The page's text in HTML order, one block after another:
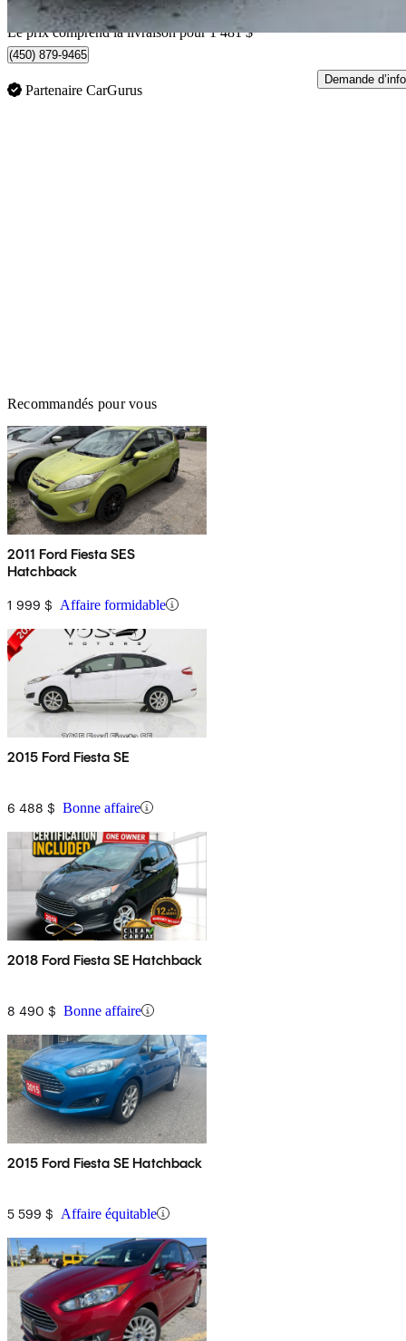
Livraison à domicile de Sainte-Catherine, QC
Le prix comprend la livraison pour 1 481 $
(450) 879-9465
Partenaire CarGurus
Demande d’info
Recommandés pour vous
2011 Ford Fiesta SES
Hatchback
1 999 $ Affaire formidable
2015 Ford Fiesta SE
6 488 $ Bonne affaire
2018 Ford Fiesta SE Hatchback
8 490 $ Bonne affaire
2015 Ford Fiesta SE Hatchback
5 599 $ Affaire équitable